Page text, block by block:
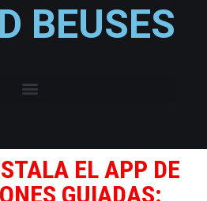
BEUSES
EL APP DE
GUIADAS: